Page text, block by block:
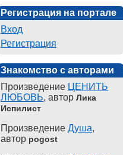
Регистрация на портале
Вход
Регистрация
Знакомство с авторами
Произведение ЦЕНИТЬ
ЛЮБОВЬ, автор Лика
Испилист
Произведение Душа,
автор pogost